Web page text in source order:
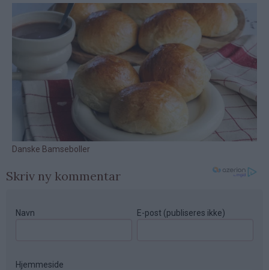
Skriv ny kommentar
Navn E-post (publiseres ikke)
Hjemmeside